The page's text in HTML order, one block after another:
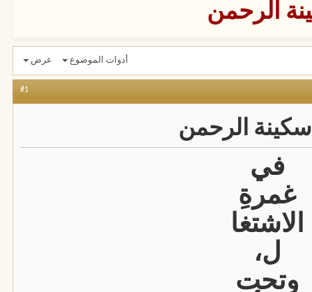
الرحمن
أدوات الموضوع عرض
#1
الرحمن
في
غمرةِ
الاشتغا
ل،
وتحت